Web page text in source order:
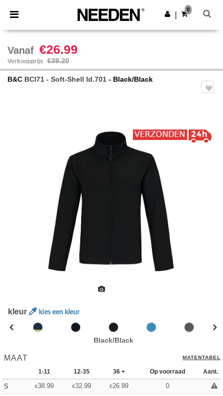
× Needen-app
Betere prijzen in de app!
Download app
0
Vanaf €26.99
Verkoopprijs €39.20
B&C BCI71 - Soft-Shell Id.701 - Black/Black
kleur kies een kleur
Black/Black
MAAT MATENTABEL
1-11 12-35 36 + Op voorraad Aant.
S €38.99 €32.99 €26.99
0